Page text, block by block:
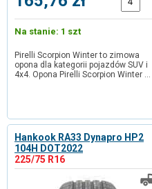
Na stanie: 1 szt
Pirelli Scorpion Winter to zimowa
opona dla kategorii pojazdów SUV i
4x4. Opona Pirelli Scorpion Winter …
Hankook RA33 Dynapro HP2
104H DOT2022
225/75 R16